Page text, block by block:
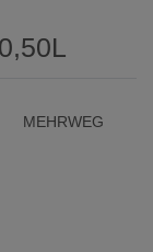
MEHRWEG